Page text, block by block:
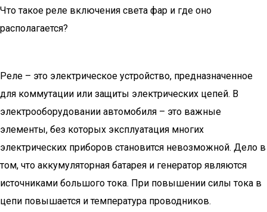
Что такое реле включения света фар и где оно
располагается?
Реле – это электрическое устройство, предназначенное
для коммутации или защиты электрических цепей. В
электрооборудовании автомобиля – это важные
элементы, без которых эксплуатация многих
электрических приборов становится невозможной. Дело в
том, что аккумуляторная батарея и генератор являются
источниками большого тока. При повышении силы тока в
цепи повышается и температура проводников.